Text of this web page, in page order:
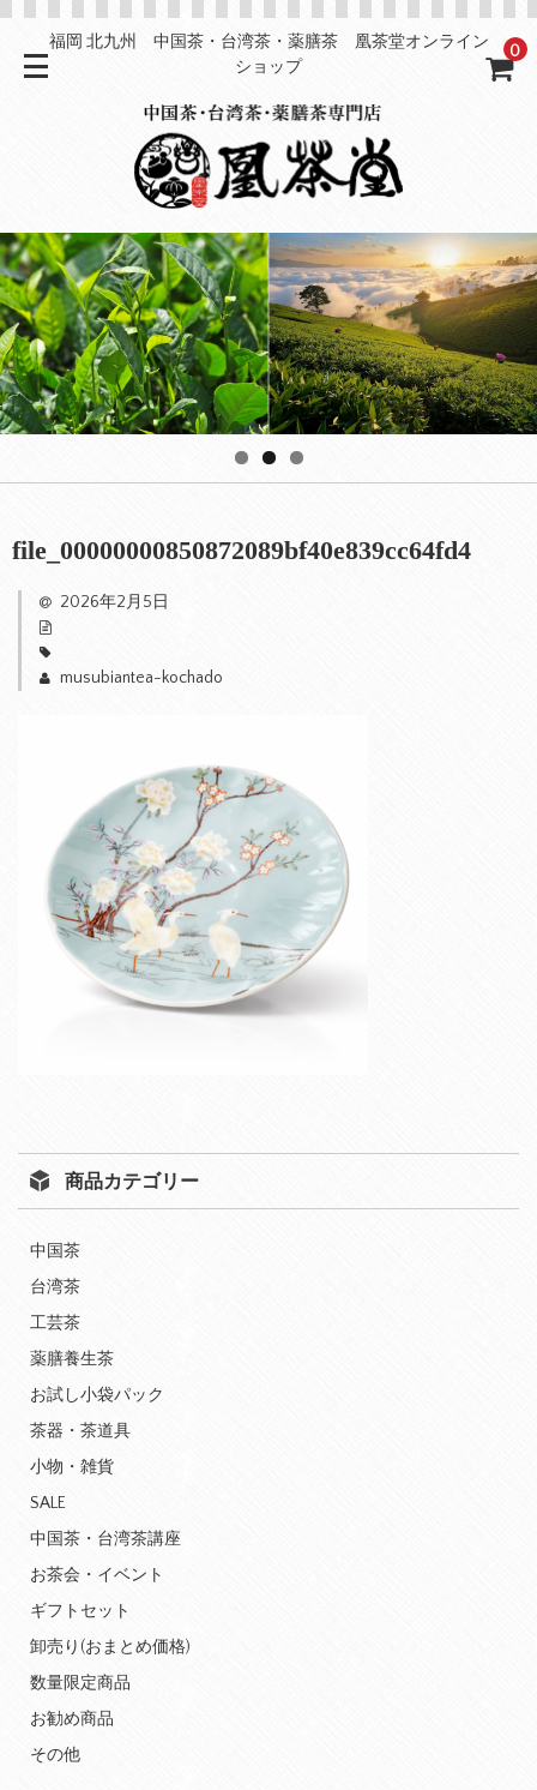
福岡 北九州 中国茶・台湾茶・薬膳茶 凰茶堂オンライン
ショップ
0
file_00000000850872089bf40e839cc64fd4
2026年2月5日
musubiantea-kochado
商品カテゴリー
中国茶
台湾茶
工芸茶
薬膳養生茶
お試し小袋パック
茶器・茶道具
小物・雑貨
SALE
中国茶・台湾茶講座
お茶会・イベント
ギフトセット
卸売り(おまとめ価格)
数量限定商品
お勧め商品
その他